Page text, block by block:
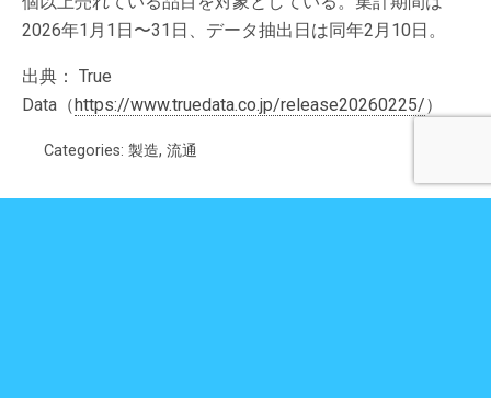
2026年1月1日〜31日、データ抽出日は同年2月10日。
出典： True
Data（ https://www.truedata.co.jp/release20260225/）
Categories: 製造, 流通